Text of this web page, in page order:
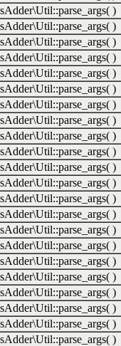
)
)
)
)
)
)
)
)
)
)
)
)
)
)
)
)
)
)
)
)
)
)